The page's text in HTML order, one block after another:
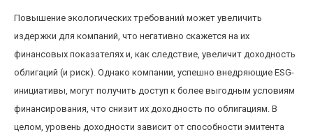
Повышение экологических требований может увеличить
издержки для компаний, что негативно скажется на их
финансовых показателях и, как следствие, увеличит доходность
облигаций (и риск). Однако компании, успешно внедряющие ESG-
инициативы, могут получить доступ к более выгодным условиям
финансирования, что снизит их доходность по облигациям. В
целом, уровень доходности зависит от способности эмитента